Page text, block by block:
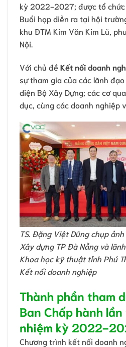
kỳ 2022-2027; được tổ
Buổi họp diễn ra tại hội
khu ĐTM Kim Văn Kim Lũ,
Nội.
Với chủ đề Kết nối doanh
sự tham gia của các lãnh
diện Bộ Xây Dựng; các cơ
dục, cùng các doanh nghiệp
TS. Đặng Việt Dũng chụp
Xây dựng TP Đà Nẵng và
Khoa học kỹ thuật tỉnh Phú
Kết nối doanh nghiệp
Thành phần tham
Ban Chấp hành
nhiệm kỳ 2022-
Chương trình kết nối doanh